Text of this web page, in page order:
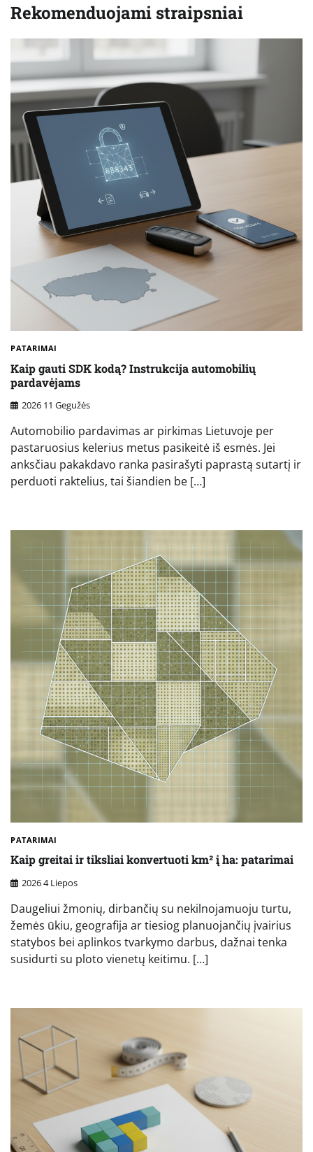
Rekomenduojami straipsniai
PATARIMAI
Kaip gauti SDK kodą? Instrukcija automobilių
pardavėjams
2026 11 Gegužės
Automobilio pardavimas ar pirkimas Lietuvoje per
pastaruosius kelerius metus pasikeitė iš esmės. Jei
anksčiau pakakdavo ranka pasirašyti paprastą sutartį ir
perduoti raktelius, tai šiandien be […]
PATARIMAI
Kaip greitai ir tiksliai konvertuoti km² į ha: patarimai
2026 4 Liepos
Daugeliui žmonių, dirbančių su nekilnojamuoju turtu,
žemės ūkiu, geografija ar tiesiog planuojančių įvairius
statybos bei aplinkos tvarkymo darbus, dažnai tenka
susidurti su ploto vienetų keitimu. […]